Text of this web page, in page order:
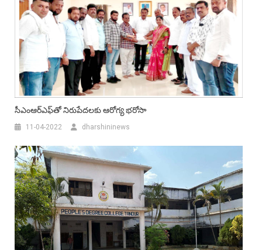
సీఎంఆర్ఎఫ్‌తో నిరుపేద‌ల‌కు ఆరోగ్య భ‌రోసా
11-04-2022 dharshininews